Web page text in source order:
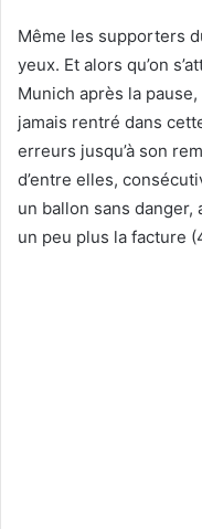
Même les supporters
yeux. Et alors qu’on
Munich après la
jamais rentré dans
erreurs jusqu’à son
d’entre elles,
un ballon sans danger,
un peu plus la facture